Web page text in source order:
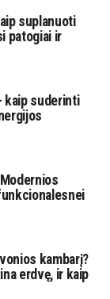
suplanuoti
patogiai ir
kaip suderinti
kambarį?
erdvę, ir kaip